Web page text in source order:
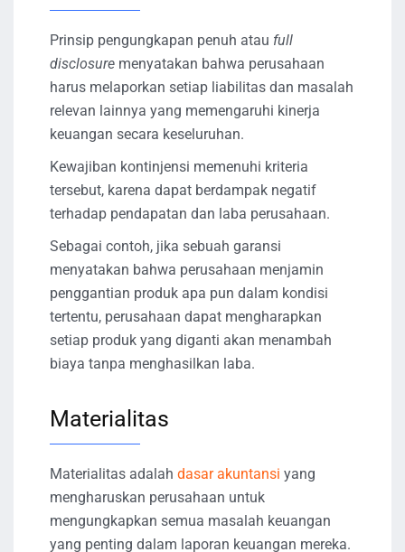
Prinsip pengungkapan penuh atau full
disclosure menyatakan bahwa perusahaan
harus melaporkan setiap liabilitas dan masalah
relevan lainnya yang memengaruhi kinerja
keuangan secara keseluruhan.
Kewajiban kontinjensi memenuhi kriteria
tersebut, karena dapat berdampak negatif
terhadap pendapatan dan laba perusahaan.
Sebagai contoh, jika sebuah garansi
menyatakan bahwa perusahaan menjamin
penggantian produk apa pun dalam kondisi
tertentu, perusahaan dapat mengharapkan
setiap produk yang diganti akan menambah
biaya tanpa menghasilkan laba.
Materialitas
Materialitas adalah dasar akuntansi yang
mengharuskan perusahaan untuk
mengungkapkan semua masalah keuangan
yang penting dalam laporan keuangan mereka.